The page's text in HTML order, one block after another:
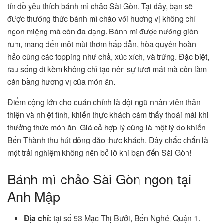
tín đồ yêu thích bánh mì chảo Sài Gòn. Tại đây, bạn sẽ
được thưởng thức bánh mì chảo với hương vị không chỉ
ngon miệng mà còn đa dạng. Bánh mì được nướng giòn
rụm, mang đến một mùi thơm hấp dẫn, hòa quyện hoàn
hảo cùng các topping như chả, xúc xích, và trứng. Đặc biệt,
rau sống đi kèm không chỉ tạo nên sự tươi mát mà còn làm
cân bằng hương vị của món ăn.
Điểm cộng lớn cho quán chính là đội ngũ nhân viên thân
thiện và nhiệt tình, khiến thực khách cảm thấy thoải mái khi
thưởng thức món ăn. Giá cả hợp lý cũng là một lý do khiến
Bến Thành thu hút đông đảo thực khách. Đây chắc chắn là
một trải nghiệm không nên bỏ lỡ khi bạn đến Sài Gòn!
Bánh mì chảo Sài Gòn ngon tại
Anh Mập
Địa chỉ:tại số 93 Mạc Thị Bưởi, Bến Nghé, Quận 1.